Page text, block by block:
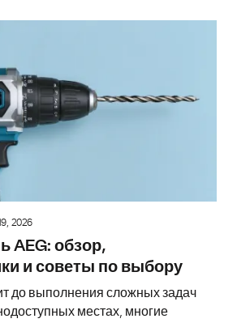
2026
AEG: обзор,
и советы по выбору
до выполнения сложных задач
местах, многие